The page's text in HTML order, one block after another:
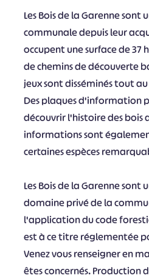
Les Bois de la Garenne sont
communale depuis leur
occupent une surface de 37
de chemins de découverte
jeux sont disséminés tout
Des plaques d'information
découvrir l'histoire des bois
informations sont
certaines espèces
Les Bois de la Garenne sont
domaine privé de la
l'application du code
est à ce titre réglementée
Venez vous renseigner en
êtes concernés. Production